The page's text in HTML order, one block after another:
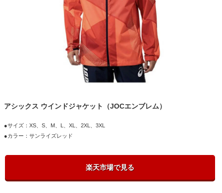
アシックス ウインドジャケット（JOCエンブレム）
●サイズ：XS、S、M、L、XL、2XL、3XL
●カラー：サンライズレッド
楽天市場で見る